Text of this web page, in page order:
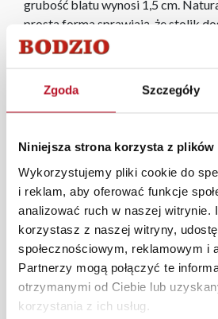
Zgoda Szczegóły
Niniejsza strona korzysta z plików
Wykorzystujemy pliki cookie do
i reklam, aby oferować funkcje
analizować ruch w naszej witrynie.
korzystasz z naszej witryny,
społecznościowym, reklamowym i
Partnerzy mogą połączyć te
otrzymanymi od Ciebie lub
korzystania z ich usług.
grubość blatu wynosi 1,5 cm.
prosta forma sprawiają, że stolik
się zarówno z nowoczesnymi, jak i
aranżacji mebli, a nasi pracownicy
programu Planer 3D bezpłatnie
przygotują kompleksową
pomieszczenia wraz z wyceną.
złożone w sklepie stacjonarnym
roboczych na terenie całej Polski.
zamówień internetowych czas
roboczych, również na terenie
zamówienia powyżej 1000 zł
niezależnie od miejsca złożenia